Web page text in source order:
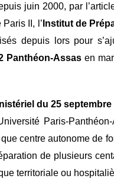
juin 2000, par
II, l’ Institut de
depuis lors pour
Panthéon-Assas en
du 25 septembre
Paris-
centre autonome de
de plusieurs
territoriale ou